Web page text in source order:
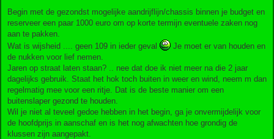
Begin met de gezondst mogelijke aandrijflijn/chassis binnen je budget en
reserveer een paar 1000 euro om op korte termijn eventuele zaken nog
aan te pakken.
Wat is wijsheid .... geen 109 in ieder geval
Je moet er van houden en
de nukken voor lief nemen.
Jaren op straat laten staan? .. nee dat doe ik niet meer na die 2 jaar
dagelijks gebruik. Staat het hok toch buiten in weer en wind, neem m dan
regelmatig mee voor een ritje. Dat is de beste manier om een
buitenslaper gezond te houden.
Wil je niet al teveel gedoe hebben in het begin, ga je onvermijdelijk voor
de hoofdprijs in aanschaf en is het nog afwachten hoe grondig de
klussen zijn aangepakt.